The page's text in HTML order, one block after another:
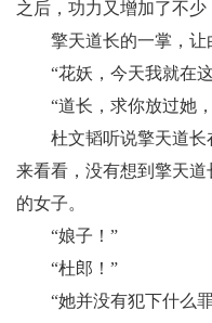
之后，功力又增加了不少
擎天道长的一掌，让
“花妖，今天我就在这
“道长，求你放过她
杜文韬听说擎天道长
来看看，没有想到擎天
的女子。
“娘子！”
“杜郎！”
“她并没有犯下什么罪